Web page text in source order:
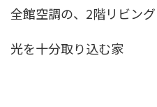
全館空調の、2階リビング
光を十分取り込む家